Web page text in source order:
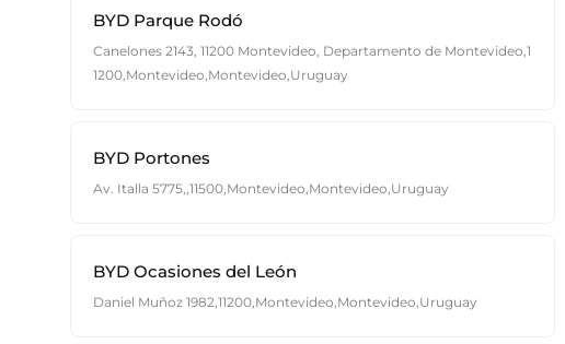
BYD Parque Rodó
Canelones 2143, 11200 Montevideo, Departamento de Montevideo,1
1200,Montevideo,Montevideo,Uruguay
BYD Portones
Av. Italla 5775,,11500,Montevideo,Montevideo,Uruguay
BYD Ocasiones del León
Daniel Muñoz 1982,11200,Montevideo,Montevideo,Uruguay